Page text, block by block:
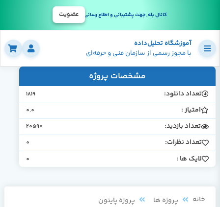
کانال بله, جهت پشتیبانی و اطلاع رسانی عضویت
آموزشگاه تحلیل‌داده
با مجوز رسمی از سازمان فنی و حرفه‌ای
مشخصات پروژه
تعداد دانلود: 1819
امتیاز : 0.0
تعداد بازدید: 20590
تعداد نظرات: 0
لایک ها : 0
خانه پروژه ها
پروژه پایتون